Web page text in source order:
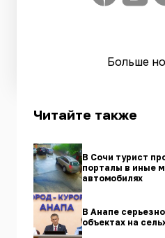
Больше
Читайте также
В Сочи турист
порталы в иные
автомобилях
В Анапе
объектах на